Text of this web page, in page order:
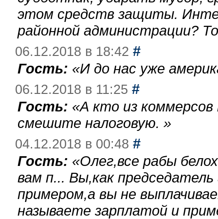
этом средств защиты.
районной администрации?
06.12.2018 в 18:42 #
Гость: «И до нас уже
06.12.2018 в 11:25 #
Гость: «А кто из
смешите налоговую. »
04.12.2018 в 00:48 #
Гость: «Олег,все рабы
вам п... Вы,как
примером,а вы не
называете зарплатой и